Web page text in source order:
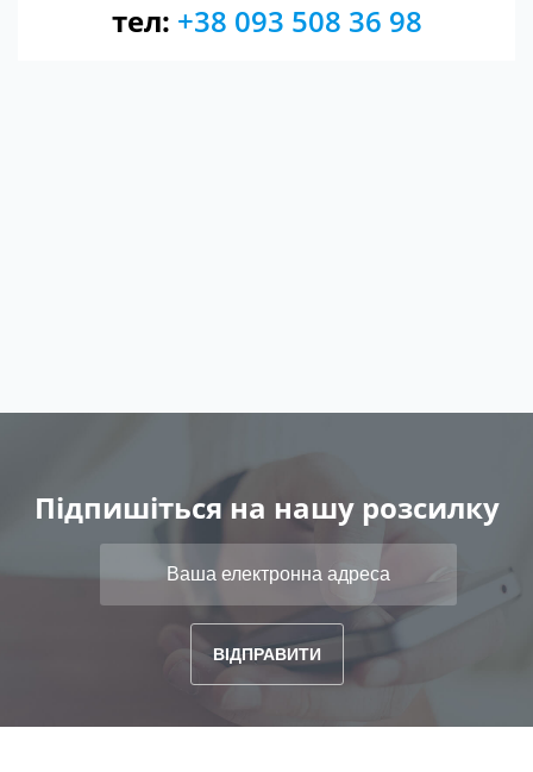
тел: +38 093 508 36 98
Підпишіться на нашу розсилку